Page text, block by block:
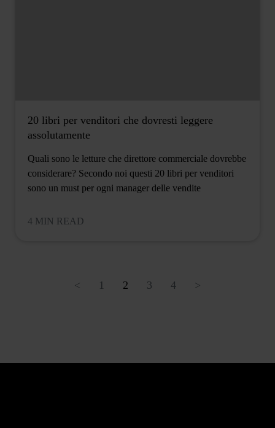
20 libri per venditori che dovresti leggere
assolutamente
Quali sono le letture che direttore commerciale dovrebbe
considerare? Secondo noi questi 20 libri per venditori
sono un must per ogni manager delle vendite
4 MIN READ
< 1 2 3 4 >